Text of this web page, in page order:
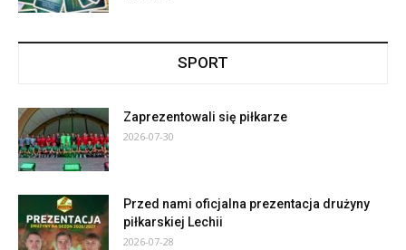
SPORT
Zaprezentowali się piłkarze
2026-07-30
Przed nami oficjalna prezentacja drużyny
piłkarskiej Lechii
2026-07-28